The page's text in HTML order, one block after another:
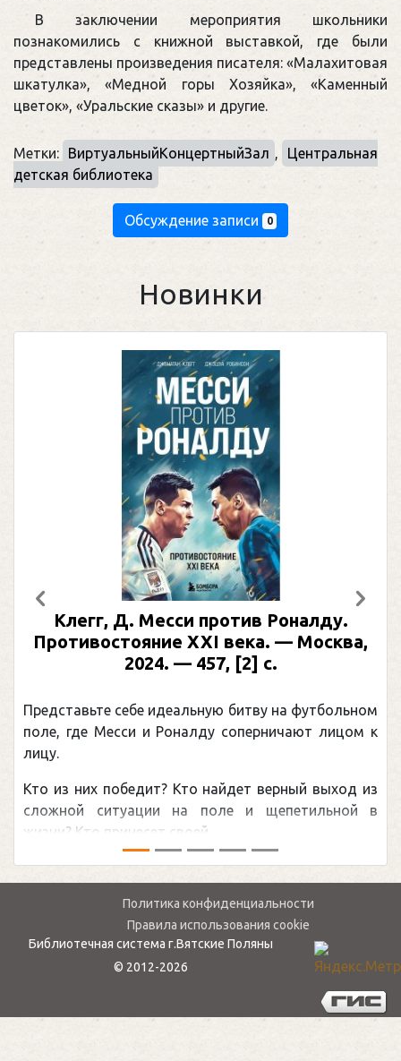
В заключении мероприятия школьники
познакомились с книжной выставкой, где были
представлены произведения писателя: «Малахитовая
шкатулка», «Медной горы Хозяйка», «Каменный
цветок», «Уральские сказы» и другие.
Метки: ВиртуальныйКонцертныйЗал ,
Центральная
детская библиотека
Обсуждение записи 0
Новинки
Клегг, Д. Месси против Роналду.
Противостояние XXI века. — Москва,
2024. — 457, [2] с.
Представьте себе идеальную битву на футбольном
поле, где Месси и Роналду соперничают лицом к
лицу.
Кто из них победит? Кто найдет верный выход из
сложной ситуации на поле и щепетильной в
жизни? Кто принесет своей ...
Предыдущий
Политика конфиденциальности
Правила использования cookie
Библиотечная система г.Вятские Поляны
© 2012-2026